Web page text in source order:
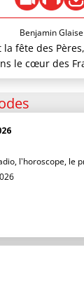
Benjamin Glaise
la fête des
le cœur des
l'horoscope, le